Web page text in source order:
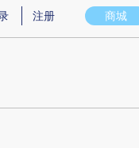
图存在偏差。不代表财新
商城
注册